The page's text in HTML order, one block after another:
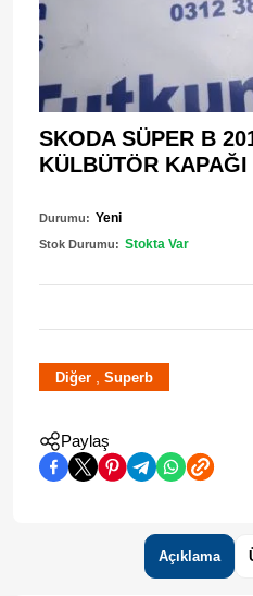
SKODA SÜPER B
KÜLBÜTÖR KAPAĞI
Durumu: Yeni
Stok Durumu: Stokta Var
Diğer , Superb
Paylaş
Açıklama